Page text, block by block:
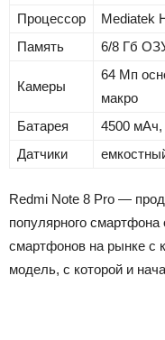
Процессор
Mediatek
Память
6/8 Гб
Камеры
64 Мп
макро
Батарея
4500 мАч,
Датчики
Redmi Note 8 Pro —
популярного
смартфонов на рынке с
модель, с которой и